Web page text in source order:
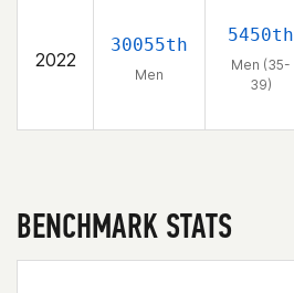
2022
30055th
Men
5450th
Men (35-
39)
BENCHMARK STATS